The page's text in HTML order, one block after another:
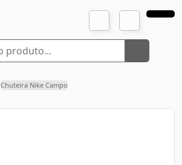
Chuteira Nike Campo